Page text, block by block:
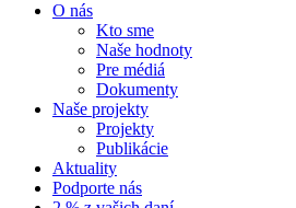
O nás
Kto sme
Naše hodnoty
Pre médiá
Dokumenty
Naše projekty
Projekty
Publikácie
Aktuality
Podporte nás